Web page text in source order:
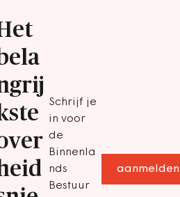
Schrijf je
in voor
de
Binnenla
nds
Bestuur
aanmelden